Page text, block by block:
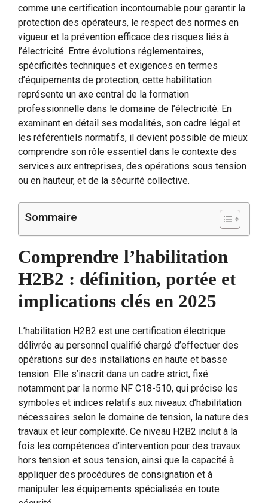
comme une certification incontournable pour garantir la
protection des opérateurs, le respect des normes en
vigueur et la prévention efficace des risques liés à
l’électricité. Entre évolutions réglementaires,
spécificités techniques et exigences en termes
d’équipements de protection, cette habilitation
représente un axe central de la formation
professionnelle dans le domaine de l’électricité. En
examinant en détail ses modalités, son cadre légal et
les référentiels normatifs, il devient possible de mieux
comprendre son rôle essentiel dans le contexte des
services aux entreprises, des opérations sous tension
ou en hauteur, et de la sécurité collective.
Sommaire
Comprendre l’habilitation
H2B2 : définition, portée et
implications clés en 2025
L’habilitation H2B2 est une certification électrique
délivrée au personnel qualifié chargé d’effectuer des
opérations sur des installations en haute et basse
tension. Elle s’inscrit dans un cadre strict, fixé
notamment par la norme NF C18-510, qui précise les
symboles et indices relatifs aux niveaux d’habilitation
nécessaires selon le domaine de tension, la nature des
travaux et leur complexité. Ce niveau H2B2 inclut à la
fois les compétences d’intervention pour des travaux
hors tension et sous tension, ainsi que la capacité à
appliquer des procédures de consignation et à
manipuler les équipements spécialisés en toute